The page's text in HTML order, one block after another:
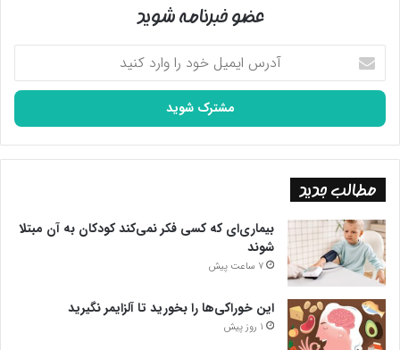
عضو خبرنامه شوید
آدرس
ایمیل
خود
وارد
کنید
مطالب جدید
بیماری‌ای که کسی فکر نمی‌کند کودکان به آن مبتلا
شوند
7 ساعت پیش
این خوراکی‌ها را بخورید تا آلزایمر نگیرید
1 روز پیش